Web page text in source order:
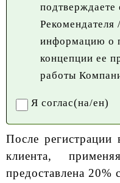
подтверждаете
Рекомендателя
информацию о
концепции ее
работы
Я соглас(на/ен)
После регистрации
клиента,
предоставлена 20%